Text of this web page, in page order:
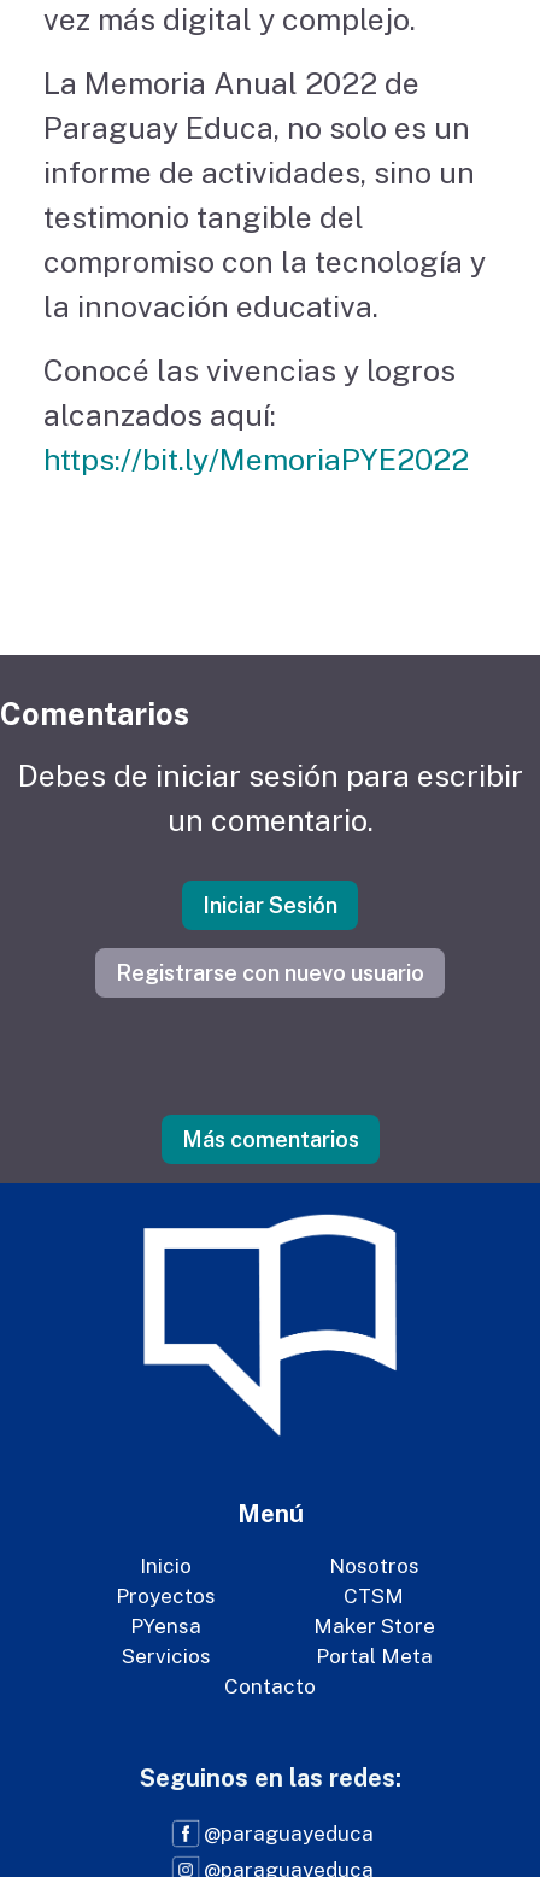
vez más digital y complejo.
La Memoria Anual 2022 de
Paraguay Educa, no solo es un
informe de actividades, sino un
testimonio tangible del
compromiso con la tecnología y
la innovación educativa.
Conocé las vivencias y logros
alcanzados aquí:
https://bit.ly/MemoriaPYE2022
Comentarios
Debes de iniciar sesión para escribir
un comentario.
Iniciar Sesión
Registrarse con nuevo usuario
Más comentarios
Menú
Inicio
Nosotros
Proyectos
CTSM
PYensa
Maker Store
Servicios
Portal Meta
Contacto
Seguinos en las redes:
@paraguayeduca
@paraguayeduca